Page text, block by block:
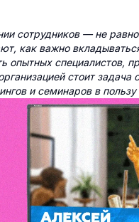
сотрудников — не
как важно
опытных специалистов,
стоит
и семинаров в